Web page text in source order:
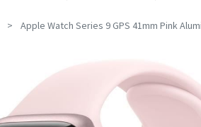
Apple Watch Series 9 GPS 41mm Pink